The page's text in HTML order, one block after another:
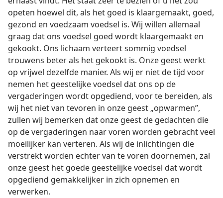
opeten hoewel dit, als het goed is klaargemaakt, goed,
gezond en voedzaam voedsel is. Wij willen allemaal
graag dat ons voedsel goed wordt klaargemaakt en
gekookt. Ons lichaam verteert sommig voedsel
trouwens beter als het gekookt is. Onze geest werkt
op vrijwel dezelfde manier. Als wij er niet de tijd voor
nemen het geestelijke voedsel dat ons op de
vergaderingen wordt opgediend, voor te bereiden, als
wij het niet van tevoren in onze geest „opwarmen”,
zullen wij bemerken dat onze geest de gedachten die
op de vergaderingen naar voren worden gebracht veel
moeilijker kan verteren. Als wij de inlichtingen die
verstrekt worden echter van te voren doornemen, zal
onze geest het goede geestelijke voedsel dat wordt
opgediend gemakkelijker in zich opnemen en
verwerken.